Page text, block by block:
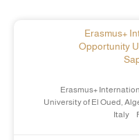
Erasmus+
Opportunity
Erasmus+
University of El Oued,
Italy